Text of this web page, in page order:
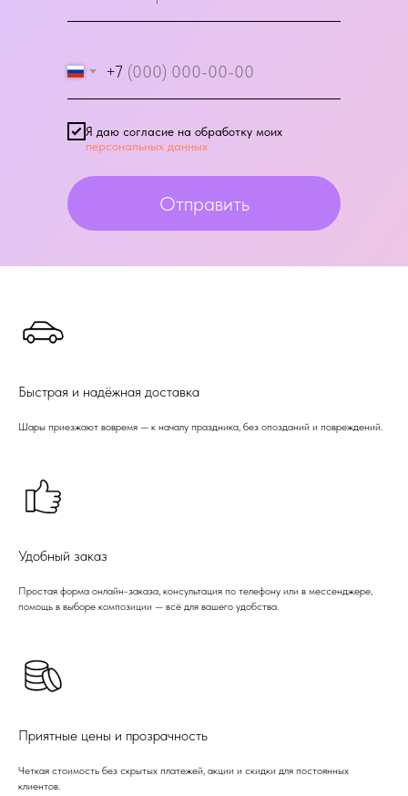
+7
Я даю согласие на обработку моих
персональных данных
Отправить
Быстрая и надёжная доставка
Шары приезжают вовремя — к началу праздника, без опозданий и повреждений.
Удобный заказ
Простая форма онлайн-заказа, консультация по телефону или в мессенджере,
помощь в выборе композиции — всё для вашего удобства.
Приятные цены и прозрачность
Четкая стоимость без скрытых платежей, акции и скидки для постоянных
клиентов.